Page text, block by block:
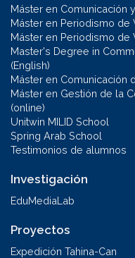
Máster en Comunicación
Máster en Periodismo de
Máster en Periodismo de
Master's Degree in
(English)
Máster en Comunicación
Máster en Gestión de la
(online)
Unitwin MILID School
Spring Arab School
Testimonios de alumnos
Investigación
EduMediaLab
Proyectos
Expedición Tahina-Can